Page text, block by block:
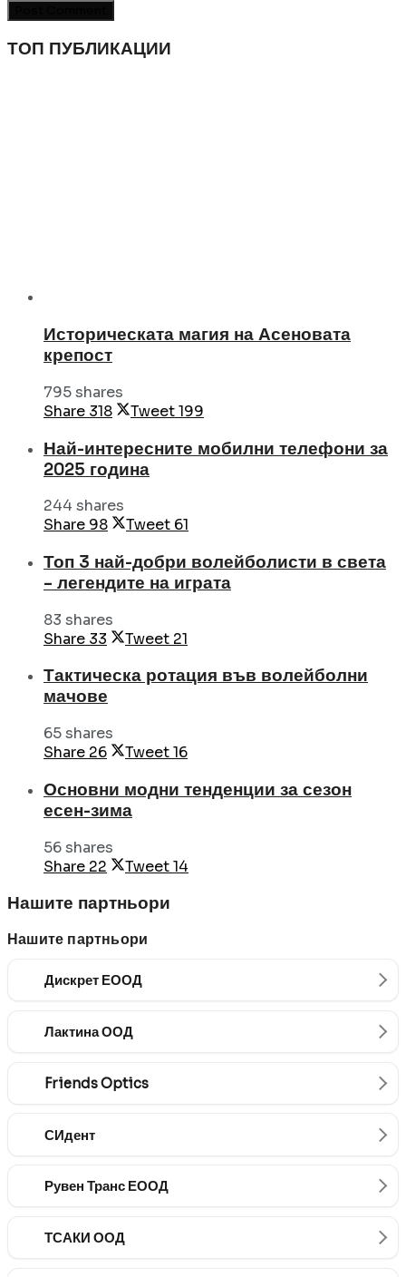
ТОП ПУБЛИКАЦИИ
Историческата магия на Асеновата
крепост
795 shares
Share 318 Tweet199
Най-интересните мобилни телефони за
2025 година
244 shares
Share 98 Tweet 61
Топ 3 най-добри волейболисти в света
– легендите на играта
83 shares
Share 33 Tweet 21
Тактическа ротация във волейболни
мачове
65 shares
Share 26 Tweet16
Основни модни тенденции за сезон
есен-зима
56 shares
Share 22 Tweet14
Нашите партньори
Нашите партньори
Дискрет ЕООД
Лактина ООД
Friends Optics
СИдент
Рувен Транс ЕООД
ТСАКИ ООД